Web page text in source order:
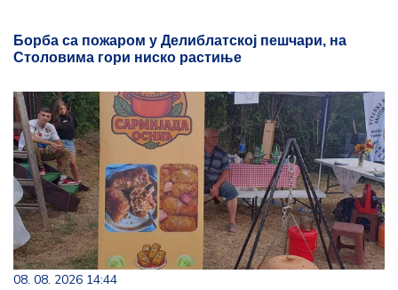
Борба са пожаром у Делиблатској пешчари, на
Столовима гори ниско растиње
08. 08. 2026 14:44